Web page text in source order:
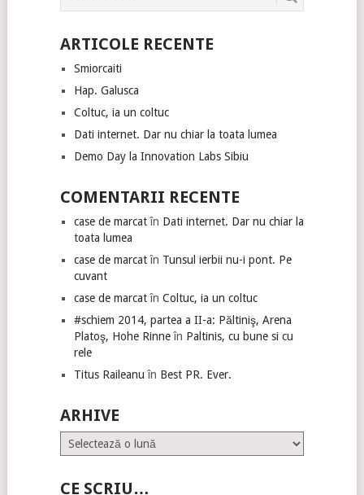
ARTICOLE RECENTE
Smiorcaiti
Hap. Galusca
Coltuc, ia un coltuc
Dati internet. Dar nu chiar la toata lumea
Demo Day la Innovation Labs Sibiu
COMENTARII RECENTE
case de marcatîn Dati internet. Dar nu chiar la
toata lumea
case de marcatîn Tunsul ierbii nu-i pont. Pe
cuvant
case de marcatîn Coltuc, ia un coltuc
#schiem 2014, partea a II-a: Păltiniş, Arena
Platoş, Hohe Rinneîn Paltinis, cu bune si cu
rele
Titus Raileanu în Best PR. Ever.
ARHIVE
Arhive
CE SCRIU…